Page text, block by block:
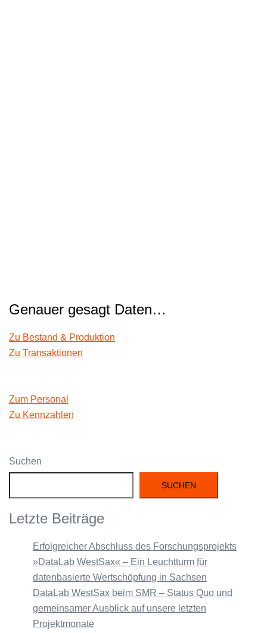
Genauer gesagt Daten…
Zu Bestand & Produktion
Zu Transak­tio­nen
Zum Per­son­al
Zu Kenn­zahlen
Suchen
SUCHEN
Letzte Beiträge
Erfolgreicher Abschluss des Forschungsprojekts
»DataLab WestSax« – Ein Leuchtturm für
datenbasierte Wertschöpfung in Sachsen
DataLab WestSax beim SMR – Status Quo und
gemeinsamer Ausblick auf unsere letzten
Projektmonate